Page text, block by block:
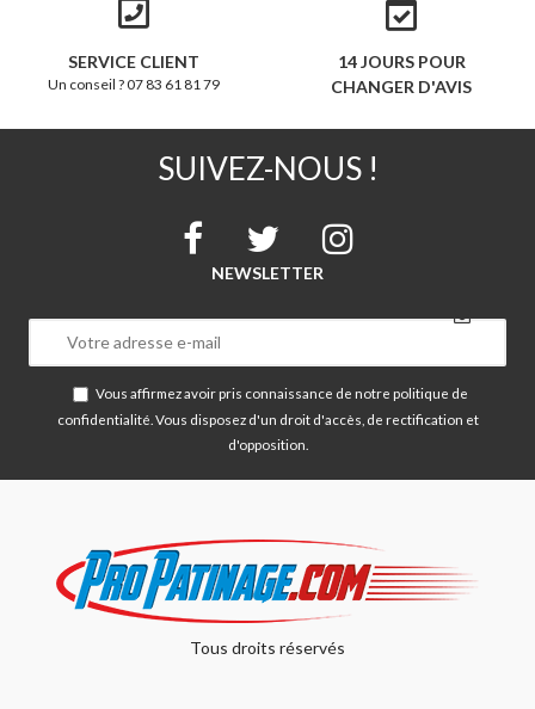
SERVICE CLIENT
Un conseil ? 07 83 61 81 79
14 JOURS POUR
CHANGER D'AVIS
SUIVEZ-NOUS !
NEWSLETTER
Vous affirmez avoir pris connaissance de notre politique de
confidentialité . Vous disposez d'un droit d'accès, de rectification et
d'opposition.
Tous droits réservés